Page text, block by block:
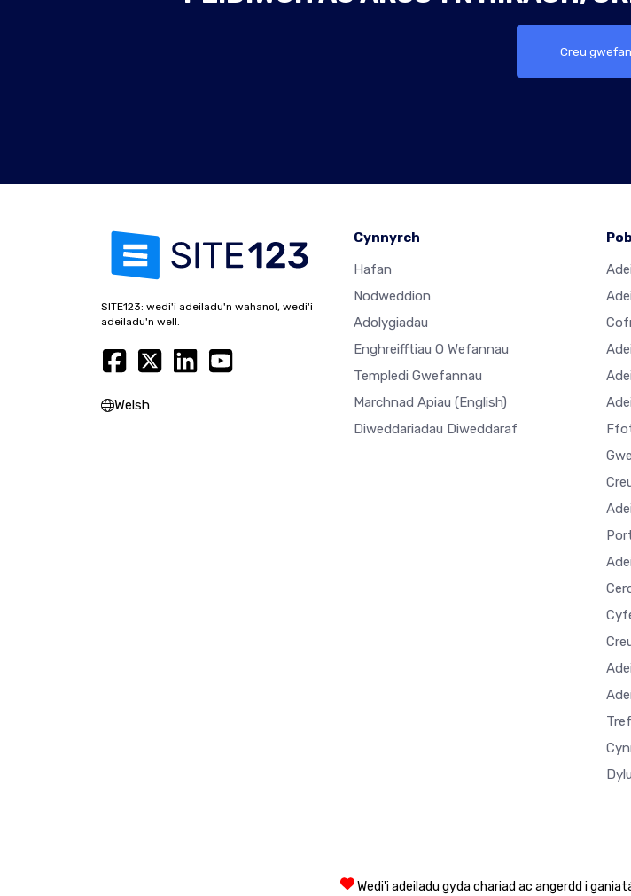
Creu gwefan
SITE123: wedi'i adeiladu'n wahanol, wedi'i
adeiladu'n well.
Welsh
Cynnyrch
Hafan
Nodweddion
Adolygiadau
Enghreifftiau O Wefannau
Templedi Gwefannau
Marchnad Apiau (English)
Diweddariadau Diweddaraf
Wedi'i adeiladu gyda chariad ac angerdd i